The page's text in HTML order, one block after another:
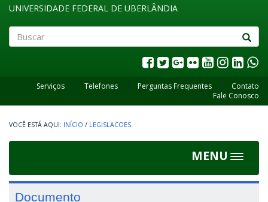
UNIVERSIDADE FEDERAL DE UBERLÂNDIA
Serviços Telefones Perguntas Frequentes
Contato
Fale Conosco
INÍCIO / LEGISLACOES
MENU
Toggle
Documento